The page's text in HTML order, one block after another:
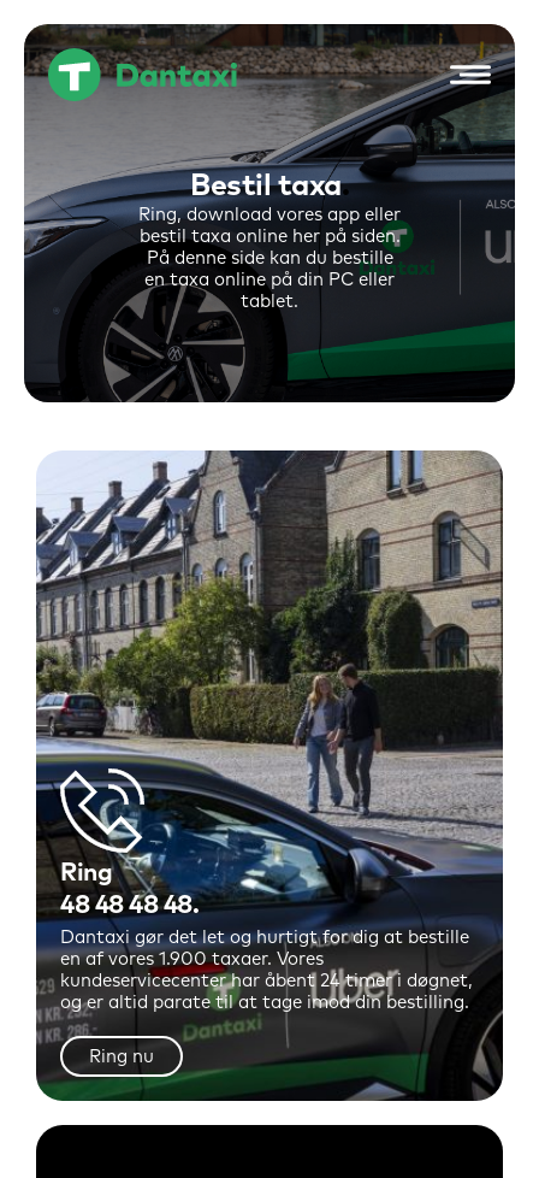
Hop
indholdet
Bestil taxa
Ring, download vores app eller
bestil taxa online her på siden.
På denne side kan du bestille
en taxa online på din PC eller
tablet.
Ring
48 48 48 48
Dantaxi gør det let og hurtigt for dig at bestille
en af vores 1.900 taxaer. Vores
kundeservicecenter har åbent 24 timer i døgnet,
og er altid parate til at tage imod din bestilling.
Ring nu